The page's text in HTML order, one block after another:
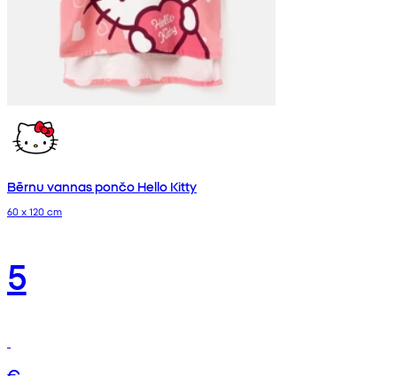
Bērnu vannas pončo Hello Kitty
60 x 120 cm
5